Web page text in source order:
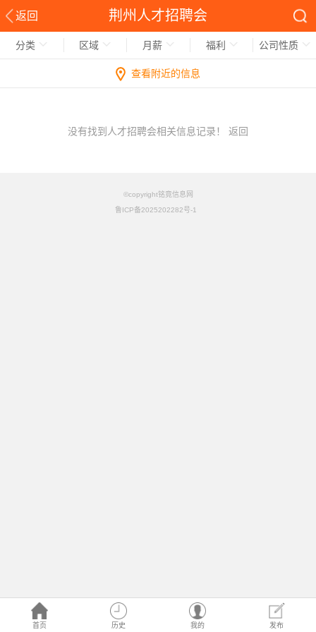
返回 荆州人才招聘会
首页 历史 我的 发布
分类 区域 月薪 福利 公司性质
查看附近的信息
没有找到人才招聘会相关信息记录！ 返回
©copyright铭竟信息网
鲁ICP备2025202282号-1